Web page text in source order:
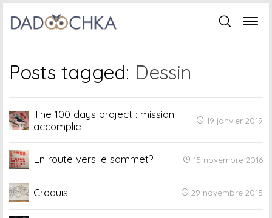
Posts tagged: Dessin
The 100 days project : mission
accomplie
19 janvier 2019
En route vers le sommet? 15 novembre 2016
Croquis 29 novembre 2015